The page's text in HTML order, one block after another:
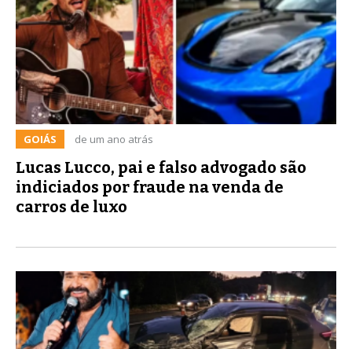
GOIÁS de um ano atrás
Lucas Lucco, pai e falso advogado são
indiciados por fraude na venda de
carros de luxo